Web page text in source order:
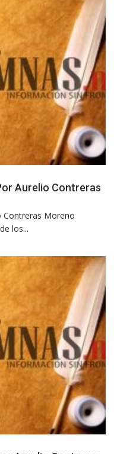
Aurelio Contreras
Contreras Moreno
los...